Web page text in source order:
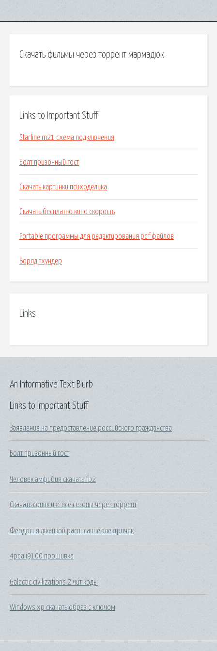
Скачать фильмы через торрент мармадюк
Links to Important Stuff
Starline m21 схема подключения
Болт призонный гост
Скачать картинки психоделика
Скачать бесплатно кино скорость
Portable программы для редактирования pdf файлов
Ворлд тхундер
Links
Links to Important Stuff
Заявление на предоставление российского гражданства
Болт призонный гост
Человек амфибия скачать fb2
Скачать соник икс все сезоны через торрент
Феодосия джанкой расписание электричек
4pda i9100 прошивка
Galactic civilizations 2 чит коды
Windows xp скачать образ с ключом
An Informative Text Blurb